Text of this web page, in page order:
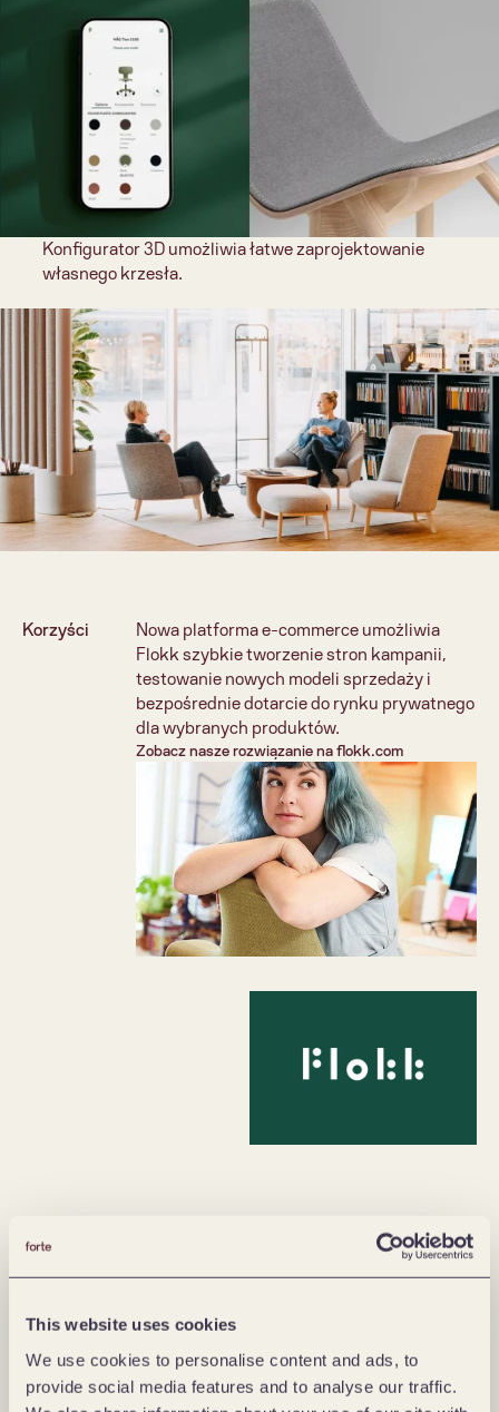
This website uses cookies
We use cookies to personalise content and ads, to
provide social media features and to analyse our traffic.
Konfigurator 3D umożliwia łatwe zaprojektowanie
własnego krzesła.
Korzyści
Nowa platforma e-commerce umożliwia
Flokk szybkie tworzenie stron kampanii,
testowanie nowych modeli sprzedaży i
bezpośrednie dotarcie do rynku prywatnego
dla wybranych produktów.
Zobacz nasze rozwiązanie na flokk.com
0%
wzrost liczby odwiedzających stronę internetową